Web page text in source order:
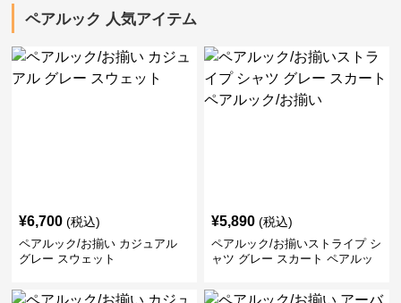
ペアルック 人気アイテム
¥6,700 (税込)
ペアルック/お揃い カジュアル
グレー スウェット
¥5,890 (税込)
ペアルック/お揃いストライプ シ
ャツ グレー スカート ペアルッ